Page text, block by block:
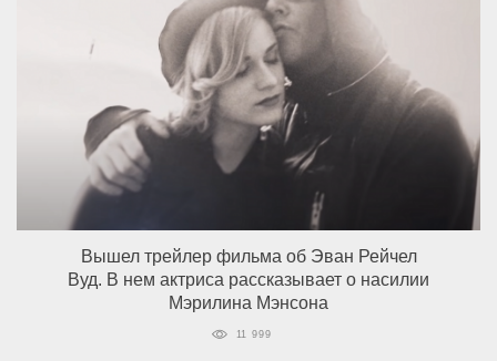
Вышел трейлер фильма об Эван Рейчел
Вуд. В нем актриса рассказывает о насилии
Мэрилина Мэнсона
11 999